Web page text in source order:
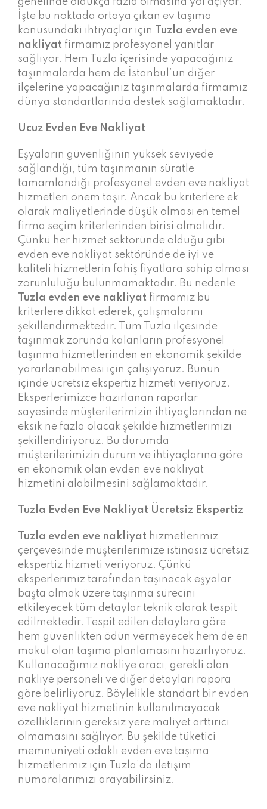
İşte bu noktada ortaya çıkan ev taşıma
konusundaki ihtiyaçlar için
Tuzla evden eve
nakliyat firmamız profesyonel yanıtlar
sağlıyor. Hem Tuzla içerisinde yapacağınız
taşınmalarda hem de İstanbul’un diğer
ilçelerine yapacağınız taşınmalarda firmamız
dünya standartlarında destek sağlamaktadır.
Ucuz Evden Eve Nakliyat
Eşyaların güvenliğinin yüksek seviyede
sağlandığı, tüm taşınmanın süratle
tamamlandığı profesyonel evden eve nakliyat
hizmetleri önem taşır. Ancak bu kriterlere ek
olarak maliyetlerinde düşük olması en temel
firma seçim kriterlerinden birisi olmalıdır.
Çünkü her hizmet sektöründe olduğu gibi
evden eve nakliyat sektöründe de iyi ve
kaliteli hizmetlerin fahiş fiyatlara sahip olması
zorunluluğu bulunmamaktadır. Bu nedenle
Tuzla evden eve nakliyat firmamız bu
kriterlere dikkat ederek, çalışmalarını
şekillendirmektedir. Tüm Tuzla ilçesinde
taşınmak zorunda kalanların profesyonel
taşınma hizmetlerinden en ekonomik şekilde
yararlanabilmesi için çalışıyoruz. Bunun
içinde ücretsiz ekspertiz hizmeti veriyoruz.
Eksperlerimizce hazırlanan raporlar
sayesinde müşterilerimizin ihtiyaçlarından ne
eksik ne fazla olacak şekilde hizmetlerimizi
şekillendiriyoruz. Bu durumda
müşterilerimizin durum ve ihtiyaçlarına göre
en ekonomik olan evden eve nakliyat
hizmetini alabilmesini sağlamaktadır.
Tuzla Evden Eve Nakliyat Ücretsiz Ekspertiz
Tuzla evden eve nakliyat hizmetlerimiz
çerçevesinde müşterilerimize istinasız ücretsiz
ekspertiz hizmeti veriyoruz. Çünkü
eksperlerimiz tarafından taşınacak eşyalar
başta olmak üzere taşınma sürecini
etkileyecek tüm detaylar teknik olarak tespit
edilmektedir. Tespit edilen detaylara göre
hem güvenlikten ödün vermeyecek hem de en
makul olan taşıma planlamasını hazırlıyoruz.
Kullanacağımız nakliye aracı, gerekli olan
nakliye personeli ve diğer detayları rapora
göre belirliyoruz. Böylelikle standart bir evden
eve nakliyat hizmetinin kullanılmayacak
özelliklerinin gereksiz yere maliyet arttırıcı
olmamasını sağlıyor. Bu şekilde tüketici
memnuniyeti odaklı evden eve taşıma
hizmetlerimiz için Tuzla’da iletişim
numaralarımızı arayabilirsiniz.